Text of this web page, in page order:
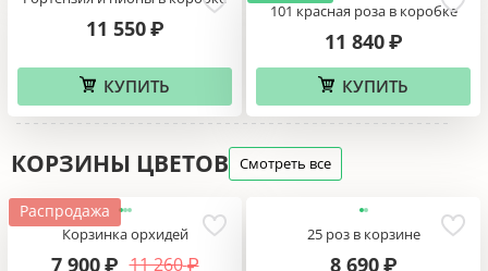
Цветы в коробке с клубникой
7 140₽
КУПИТЬ
31 роза в шляпной коробке
7 720₽